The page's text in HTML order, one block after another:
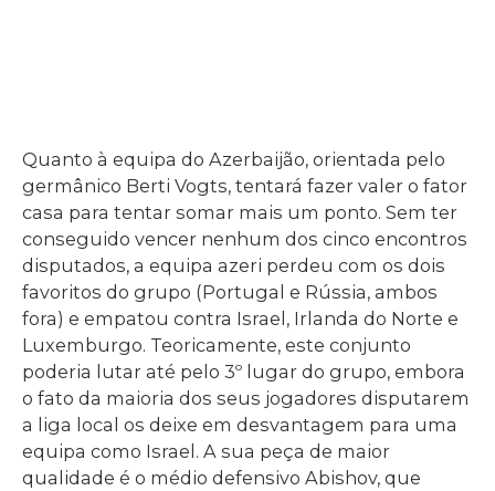
Quanto à equipa do Azerbaijão, orientada pelo
germânico Berti Vogts, tentará fazer valer o fator
casa para tentar somar mais um ponto. Sem ter
conseguido vencer nenhum dos cinco encontros
disputados, a equipa azeri perdeu com os dois
favoritos do grupo (Portugal e Rússia, ambos
fora) e empatou contra Israel, Irlanda do Norte e
Luxemburgo. Teoricamente, este conjunto
poderia lutar até pelo 3º lugar do grupo, embora
o fato da maioria dos seus jogadores disputarem
a liga local os deixe em desvantagem para uma
equipa como Israel. A sua peça de maior
qualidade é o médio defensivo Abishov, que